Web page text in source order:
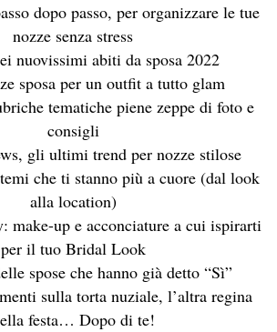
dopo passo, per organizzare le tue
nozze senza stress
nuovissimi abiti da sposa 2022
sposa per un outfit a tutto glam
tematiche piene zeppe di foto e
consigli
gli ultimi trend per nozze stilose
che ti stanno più a cuore (dal look
alla location)
make-up e acconciature a cui ispirarti
per il tuo Bridal Look
spose che hanno già detto “Sì”
sulla torta nuziale, l’altra regina
festa… Dopo di te!